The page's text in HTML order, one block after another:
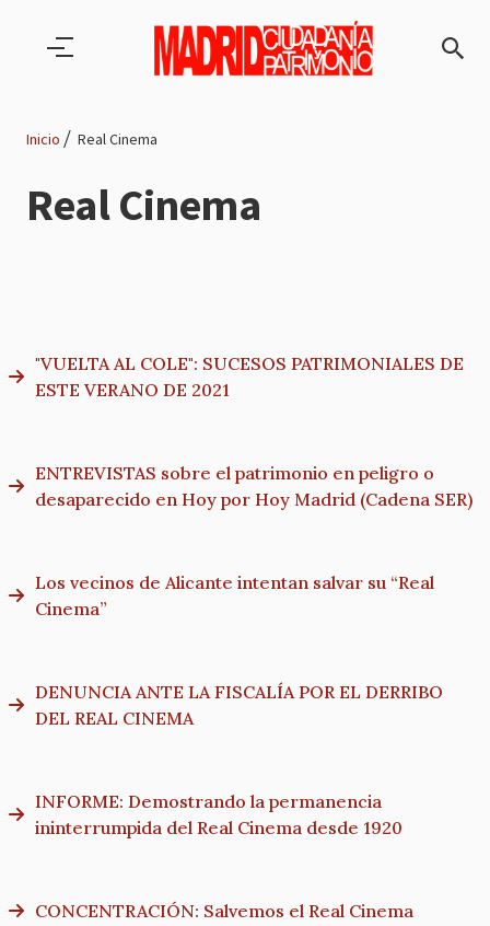
Ruta
de
Inicio Real Cinema
Real Cinema
"VUELTA AL COLE": SUCESOS PATRIMONIALES DE
ESTE VERANO DE 2021
ENTREVISTAS sobre el patrimonio en peligro o
desaparecido en Hoy por Hoy Madrid (Cadena SER)
Los vecinos de Alicante intentan salvar su “Real
Cinema”
DENUNCIA ANTE LA FISCALÍA POR EL DERRIBO
DEL REAL CINEMA
INFORME: Demostrando la permanencia
ininterrumpida del Real Cinema desde 1920
CONCENTRACIÓN: Salvemos el Real Cinema